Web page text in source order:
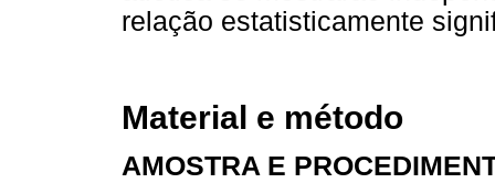
relação estatisticamente
Material e método
AMOSTRA E